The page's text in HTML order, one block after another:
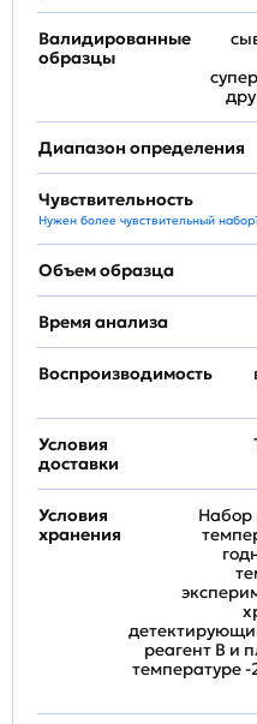
Валидированные
образцы
Диапазон определения
Чувствительность
Нужен более чувствительный
Объем образца
Время анализа
Воспроизводимость
Условия
доставки
Условия
хранения
Набор
реагент B и
температуре -